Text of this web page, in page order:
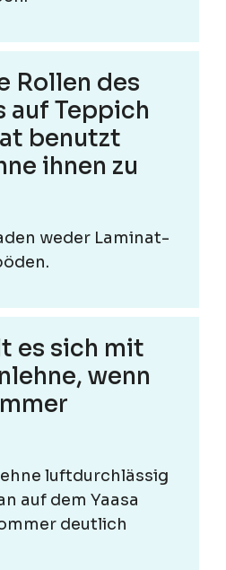
Rollen des
auf Teppich
benutzt
ihnen zu
weder Laminat-
es sich mit
wenn
luftdurchlässig
auf dem Yaasa
deutlich